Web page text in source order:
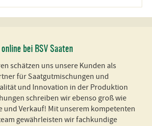
bei BSV Saaten
schätzen uns unsere Kunden als
für Saatgutmischungen und
und Innovation in der Produktion
schreiben wir ebenso groß wie
und Verkauf! Mit unserem kompetenten
gewährleisten wir fachkundige